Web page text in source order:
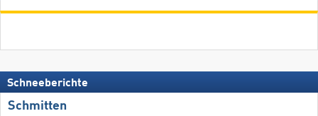
Schneeberichte
Schmitten